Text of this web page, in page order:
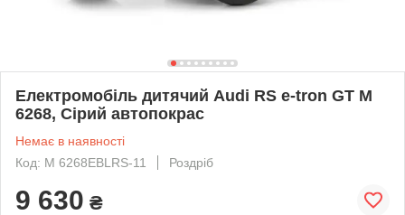
Електромобіль дитячий Audi RS e-tron GT M
6268, Сірий автопокрас
Немає в наявності
Код: M 6268EBLRS-11
Роздріб
9 630 ₴